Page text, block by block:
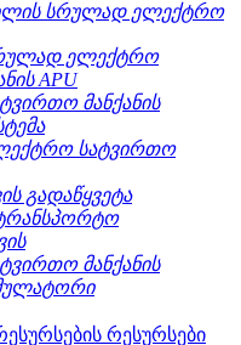
სრულად ელექტრო
ელექტრო
APU
მანქანის
სატვირთო
გადაწყვეტა
მანქანის